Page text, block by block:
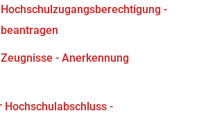
-
- Anerkennung
Hochschulabschluss -